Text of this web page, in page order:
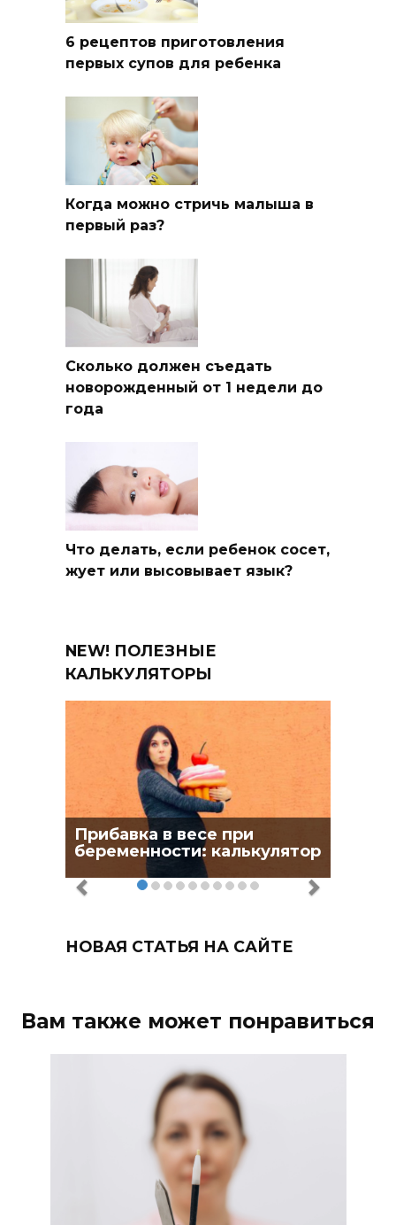
6 рецептов приготовления
первых супов для ребенка
Когда можно стричь малыша в
первый раз?
Сколько должен съедать
новорожденный от 1 недели до
года
Что делать, если ребенок сосет,
жует или высовывает язык?
NEW! ПОЛЕЗНЫЕ
КАЛЬКУЛЯТОРЫ
Прибавка в весе при
беременности: калькулятор
НОВАЯ СТАТЬЯ НА САЙТЕ
Вам также может понравиться